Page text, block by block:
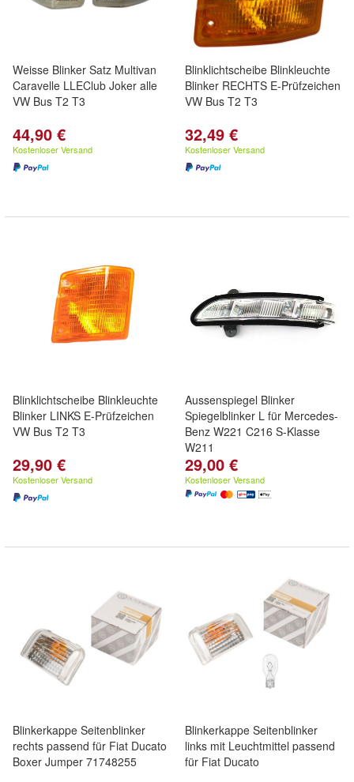
Weisse Blinker Satz Multivan
Caravelle LLEClub Joker alle
VW Bus T2 T3
44,90 €
Kostenloser Versand
Blinklichtscheibe Blinkleuchte
Blinker RECHTS E-Prüfzeichen
VW Bus T2 T3
32,49 €
Kostenloser Versand
Blinklichtscheibe Blinkleuchte
Blinker LINKS E-Prüfzeichen
VW Bus T2 T3
29,90 €
Kostenloser Versand
Aussenspiegel Blinker
Spiegelblinker L für Mercedes-
Benz W221 C216 S-Klasse
W211
29,00 €
Kostenloser Versand
Blinkerkappe Seitenblinker
rechts passend für Fiat Ducato
Boxer Jumper 71748255
Blinkerkappe Seitenblinker
links mit Leuchtmittel passend
für Fiat Ducato